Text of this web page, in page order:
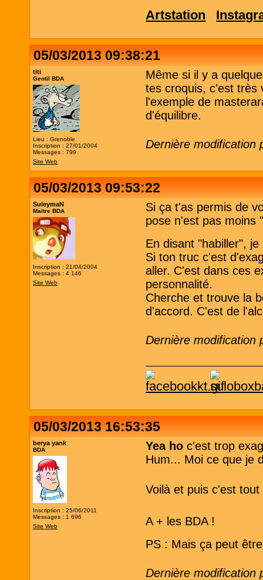
Artstation
05/03/2013 09:38:21
titi
Gentil BDA
Lieu : Grenoble
Inscription : 27/01/2004
Messages : 799
Site Web
Même si il y a
tes croquis, c'est très
l'exemple de
d'équilibre.
Dernière modification
05/03/2013 09:53:22
SuleymaN
Maitre BDA
Inscription : 21/04/2004
Messages : 4 146
Site Web
Si ça t'as permis de
pose n'est pas moins
En disant "habiller",
Si ton truc c'est
aller. C'est dans ces
personnalité.
Cherche et trouve la
d'accord. C'est de
Dernière modification
05/03/2013 16:53:35
berya yank
BDA
Inscription : 25/06/2011
Messages : 1 696
Site Web
Yea ho c'est trop
Hum... Moi ce que je
Voilà et puis c'est
A + les BDA !
PS : Mais ça peut
Dernière modification